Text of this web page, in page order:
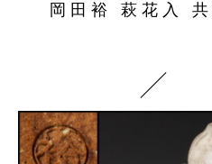
岡田裕 萩花入